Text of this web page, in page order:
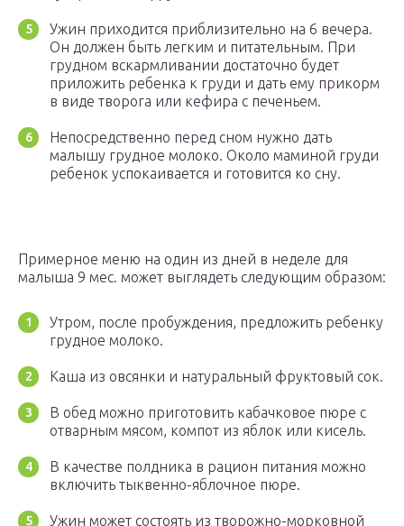
Ужин приходится приблизительно на 6 вечера.
Он должен быть легким и питательным. При
грудном вскармливании достаточно будет
приложить ребенка к груди и дать ему прикорм
в виде творога или кефира с печеньем.
Непосредственно перед сном нужно дать
малышу грудное молоко. Около маминой груди
ребенок успокаивается и готовится ко сну.
Примерное меню на один из дней в неделе для
малыша 9 мес. может выглядеть следующим образом:
Утром, после пробуждения, предложить ребенку
грудное молоко.
Каша из овсянки и натуральный фруктовый сок.
В обед можно приготовить кабачковое пюре с
отварным мясом, компот из яблок или кисель.
В качестве полдника в рацион питания можно
включить тыквенно-яблочное пюре.
Ужин может состоять из творожно-морковной